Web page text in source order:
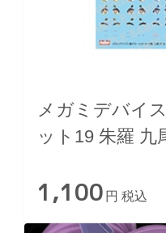
メガミデバイ
ット19 朱羅 九
1,100 円 税込